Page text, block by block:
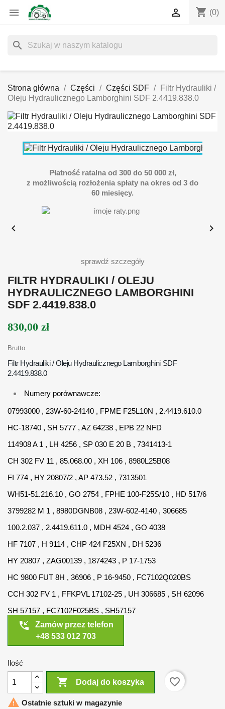
 shopping_cart (0)

search
Strona główna Części Części SDF
Filtr Hydrauliki /
Oleju Hydraulicznego Lamborghini SDF 2.4419.838.0
Płatność ratalna od 300 do 50 000 zł,
z możliwością rozłożenia spłaty na okres od 3 do
60 miesięcy.
sprawdź szczegóły
 
FILTR HYDRAULIKI / OLEJU
HYDRAULICZNEGO LAMBORGHINI
SDF 2.4419.838.0
830,00 zł
Brutto
Filtr Hydrauliki / Oleju Hydraulicznego Lamborghini SDF
2.4419.838.0
Numery porównawcze:
07993000 , 23W-60-24140 , FPME F25L10N , 2.4419.610.0
HC-18740 , SH 5777 , AZ 64238 , EPB 22 NFD
114908 A 1 , LH 4256 , SP 030 E 20 B , 7341413-1
CH 302 FV 11 , 85.068.00 , XH 106 , 8980L25B08
FI 774 , HY 20807/2 , AP 473.52 , 7313501
WH51-51.216.10 , GO 2754 , FPHE 100-F25S/10 , HD 517/6
3799282 M 1 , 8980DGNB08 , 23W-602-4140 , 306685
100.2.037 , 2.4419.611.0 , MDH 4524 , GO 4038
HF 7107 , H 9114 , CHP 424 F25XN , DH 5236
HY 20807 , ZAG00139 , 1874243 , P 17-1753
HC 9800 FUT 8H , 36906 , P 16-9450 , FC7102Q020BS
CCH 302 FV 1 , FFKPVL 17102-25 , UH 306685 , SH 62096
SH 57157 , FC7102F025BS , SH57157
phone_callback
Zamów przez telefon
+48 533 012 703
Ilość
 Dodaj do koszyka
favorite_border
 Ostatnie sztuki w magazynie